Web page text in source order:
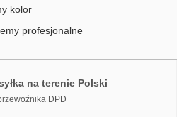
kolor
profesjonalne
na terenie Polski
DPD